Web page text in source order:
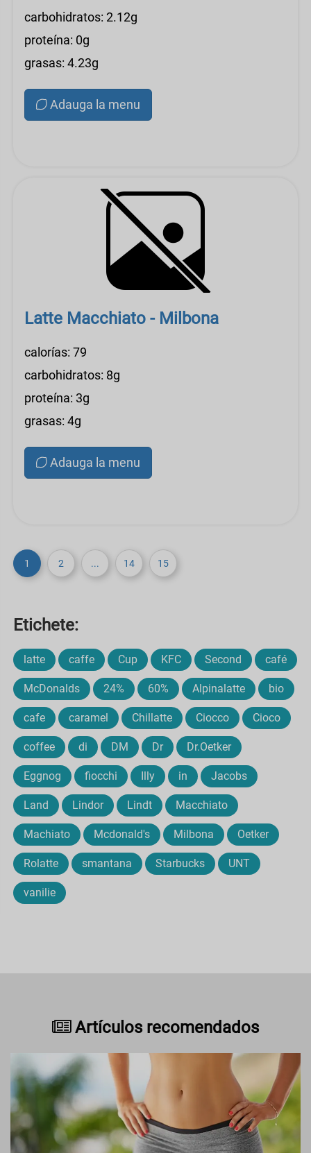
carbohidratos: 2.12g
proteína: 0g
grasas: 4.23g
Adauga la menu
Latte Macchiato - Milbona
calorías: 79
carbohidratos: 8g
proteína: 3g
grasas: 4g
Adauga la menu
1 2 ... 14 15
Etichete:
latte caffe Cup KFC Second café
McDonalds 24% 60% Alpinalatte bio
cafe caramel Chillatte Ciocco Cioco
coffee di DM Dr Dr.Oetker
Eggnog fiocchi Illy in Jacobs
Land Lindor Lindt Macchiato
Machiato Mcdonald's Milbona Oetker
Rolatte smantana Starbucks UNT
vanilie
Artículos recomendados